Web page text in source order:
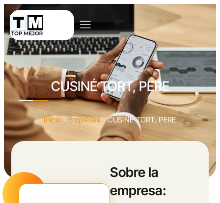
CUSINÉ TORT, PERE
Inicio-Empresas-CUSINÉ TORT, PERE
Sobre la
empresa: